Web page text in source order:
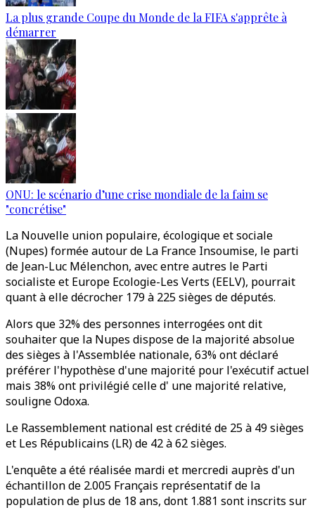
La plus grande Coupe du Monde de la FIFA s'apprête à
démarrer
ONU: le scénario d’une crise mondiale de la faim se
"concrétise"
La Nouvelle union populaire, écologique et sociale
(Nupes) formée autour de La France Insoumise, le parti
de Jean-Luc Mélenchon, avec entre autres le Parti
socialiste et Europe Ecologie-Les Verts (EELV), pourrait
quant à elle décrocher 179 à 225 sièges de députés.
Alors que 32% des personnes interrogées ont dit
souhaiter que la Nupes dispose de la majorité absolue
des sièges à l'Assemblée nationale, 63% ont déclaré
préférer l'hypothèse d'une majorité pour l'exécutif actuel
mais 38% ont privilégié celle d' une majorité relative,
souligne Odoxa.
Le Rassemblement national est crédité de 25 à 49 sièges
et Les Républicains (LR) de 42 à 62 sièges.
L'enquête a été réalisée mardi et mercredi auprès d'un
échantillon de 2.005 Français représentatif de la
population de plus de 18 ans, dont 1.881 sont inscrits sur